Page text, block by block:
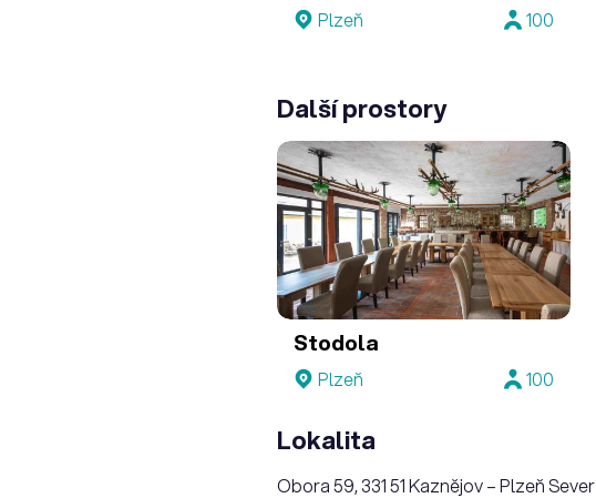
Plzeň 100
Další prostory
Stodola
Plzeň 100
Lokalita
Obora 59, 331 51 Kaznějov – Plzeň Sever